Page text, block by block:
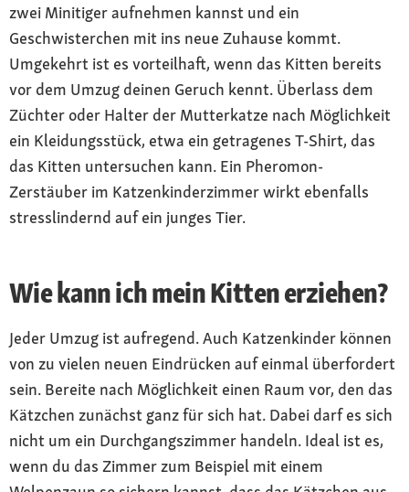
zwei Minitiger aufnehmen kannst und ein
Geschwisterchen mit ins neue Zuhause kommt.
Umgekehrt ist es vorteilhaft, wenn das Kitten bereits
vor dem Umzug deinen Geruch kennt. Überlass dem
Züchter oder Halter der Mutterkatze nach Möglichkeit
ein Kleidungsstück, etwa ein getragenes T-Shirt, das
das Kitten untersuchen kann. Ein Pheromon-
Zerstäuber im Katzenkinderzimmer wirkt ebenfalls
stresslindernd auf ein junges Tier.
Wie kann ich mein Kitten erziehen?
Jeder Umzug ist aufregend. Auch Katzenkinder können
von zu vielen neuen Eindrücken auf einmal überfordert
sein. Bereite nach Möglichkeit einen Raum vor, den das
Kätzchen zunächst ganz für sich hat. Dabei darf es sich
nicht um ein Durchgangszimmer handeln. Ideal ist es,
wenn du das Zimmer zum Beispiel mit einem